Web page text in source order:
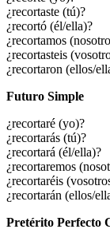
¿recortaste (tú)?
¿recortó (él/ella)?
¿recortamos
¿recortasteis
¿recortaron (ellos/
Futuro Simple
¿recortaré (yo)?
¿recortarás (tú)?
¿recortará (él/ella)?
¿recortaremos
¿recortaréis
¿recortarán (ellos/
Pretérito Perfecto